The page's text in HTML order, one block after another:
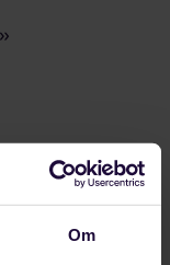
Om
arbeid
bunnlinje og